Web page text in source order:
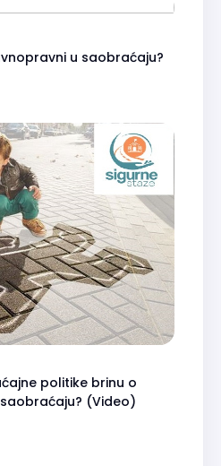
u saobraćaju?
politike brinu o
(Video)